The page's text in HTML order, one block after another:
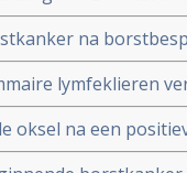
iets meer kans op
nana
lymfeklieren
uitzaaiingen bij
oksel na een
problemen in